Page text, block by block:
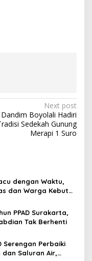
Next post
Dandim Boyolali Hadiri
Sedekah Gunung
Merapi 1 Suro
dengan Waktu,
dan Warga Kebut
PPAD Surakarta,
Tak Berhenti
Serengan Perbaiki
dan Saluran Air,